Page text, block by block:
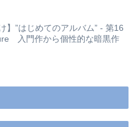
】”はじめてのアルバム” - 第16
入門作から個性的な暗黒作